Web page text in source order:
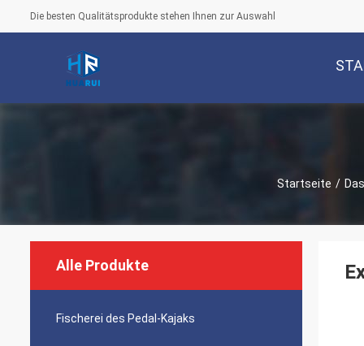
Die besten Qualitätsprodukte stehen Ihnen zur Auswahl
Startseite /
Alle Produkte
Fischerei des Pedal-Kajaks